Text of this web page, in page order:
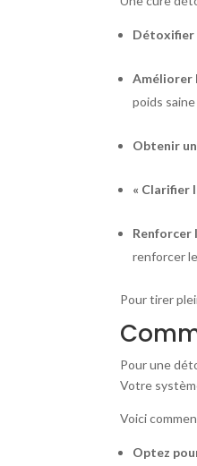
Détoxifier
Améliorer
poids
Obtenir
« Clarifier
Renforcer
renforcer
Pour tirer
Pour une
Votre
Voici
Optez